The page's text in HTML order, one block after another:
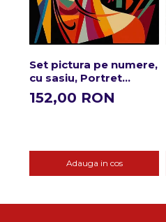
Set pictura pe numere,
cu sasiu, Portret
abstract in stil Picasso,
40x50 cm
152,00 RON
Adauga in cos